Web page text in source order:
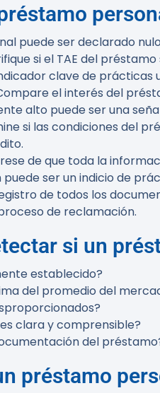
puede ser declarado
si el TAE del
clave de prácticas
el interés del
alto puede ser una
si las condiciones del
de que toda la
ser un indicio de
de todos los
de reclamación.
si un
establecido?
del promedio del
clara y comprensible?
del
préstamo